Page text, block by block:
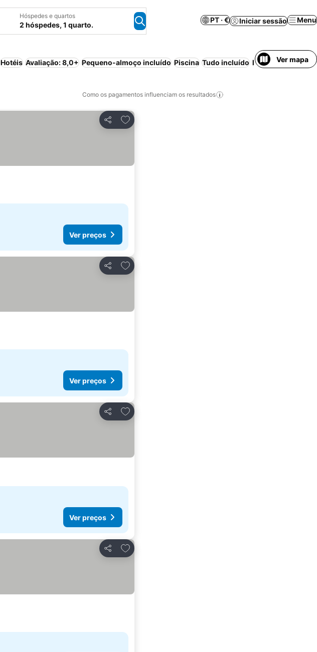
Hóspedes e quartos
2 hóspedes, 1 quarto.
PT · € Iniciar sessão Menu
Hotéis Avaliação: 8,0+ Pequeno-almoço incluído Piscina Tudo incluído Estacionamento
Ver mapa
Como os pagamentos influenciam os resultados
Partilhar
Adicionar aos favoritos
Ver preços
Partilhar
Adicionar aos favoritos
Ver preços
Partilhar
Adicionar aos favoritos
Ver preços
Partilhar
Adicionar aos favoritos